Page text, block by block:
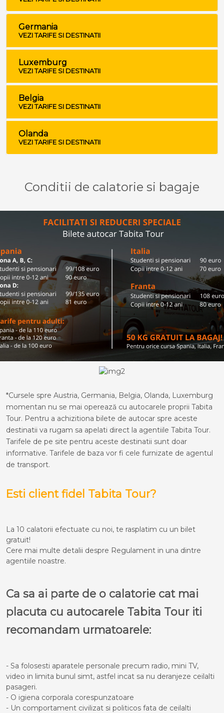
Germania
VEZI TARIFE SI DESTINATII
Luxemburg
VEZI TARIFE SI DESTINATII
Belgia
VEZI TARIFE SI DESTINATII
Olanda
VEZI TARIFE SI DESTINATII
Conditii de calatorie si bagaje
*Cursele spre Austria, Germania, Belgia, Olanda, Luxemburg
momentan nu se mai operează cu autocarele proprii Tabita
Tour. Pentru a achizitiona bilete de autocar spre aceste
destinatii va rugam sa apelati direct la agentiile Tabita Tour.
Tarifele de pe site pentru aceste destinatii sunt doar
informative. Tarifele de baza vor fi cele furnizate de agentul
de transport.
Esti client fidel Tabita Tour?
La 10 calatorii efectuate cu noi, te rasplatim cu un bilet
gratuit!
Cere mai multe detalii despre Regulament in una dintre
agentiile noastre.
Ca sa ai parte de o calatorie cat mai
placuta cu autocarele Tabita Tour iti
recomandam urmatoarele:
- Sa folosesti aparatele personale precum radio, mini TV,
video in limita bunul simt, astfel incat sa nu deranjeze ceilalti
pasageri.
- O igiena corporala corespunzatoare
- Un comportament civilizat si politicos fata de ceilalti